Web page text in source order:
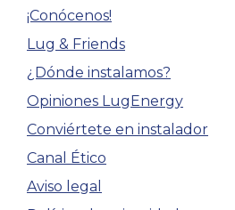
¡Conócenos!
Lug & Friends
¿Dónde instalamos?
Opiniones LugEnergy
Conviértete en instalador
Canal Ético
Aviso legal